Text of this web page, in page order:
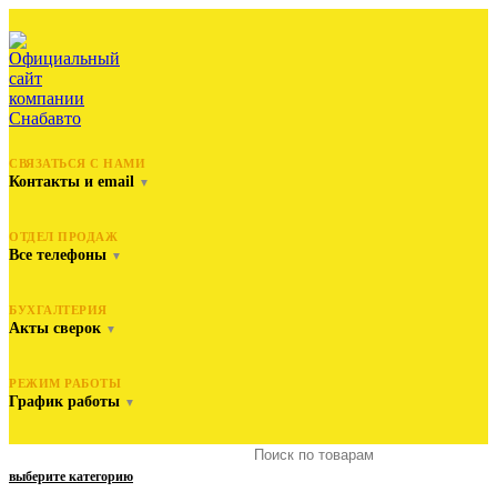
СВЯЗАТЬСЯ С НАМИ
Контакты и email ▼
ОТДЕЛ ПРОДАЖ
Все телефоны ▼
БУХГАЛТЕРИЯ
Акты сверок ▼
РЕЖИМ РАБОТЫ
График работы ▼
выберите категорию